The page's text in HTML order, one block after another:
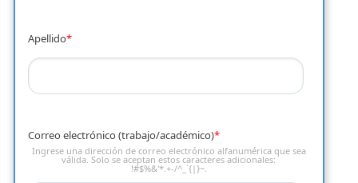
Apellido*
Correo electrónico (trabajo/académico)*
Ingrese una dirección de correo electrónico alfanumérica que sea
válida. Solo se aceptan estos caracteres adicionales:
!#$%&'*.+-/^_`{|}~.